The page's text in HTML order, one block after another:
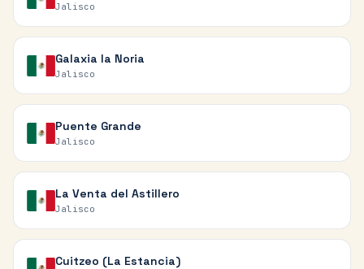
Jalisco
Galaxia la Noria
Jalisco
Puente Grande
Jalisco
La Venta del Astillero
Jalisco
Cuitzeo (La Estancia)